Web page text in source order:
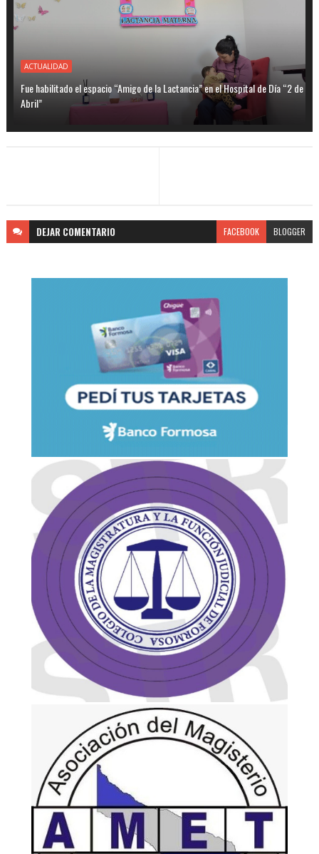
ACTUALIDAD
Fue habilitado el espacio “Amigo de la Lactancia” en el Hospital de Día “2 de
Abril”
DEJAR COMENTARIO FACEBOOK BLOGGER